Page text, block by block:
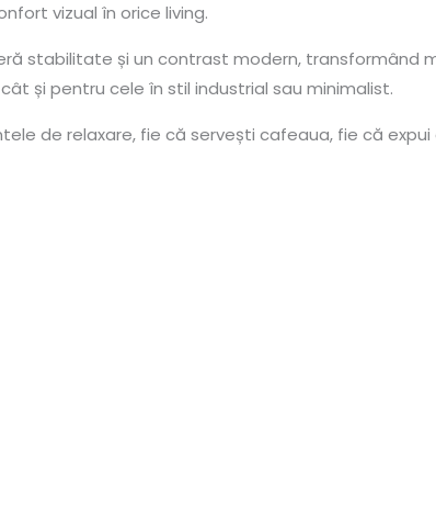
vizual în orice living.
stabilitate și un contrast modern, transformând
și pentru cele în stil industrial sau minimalist.
de relaxare, fie că servești cafeaua, fie că